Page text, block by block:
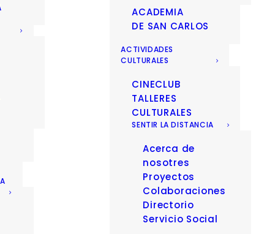
ACADEMIA
DE SAN CARLOS
ACTIVIDADES
CULTURALES
CINECLUB
TALLERES
CULTURALES
SENTIR LA DISTANCIA
Acerca de
nosotres
Proyectos
Colaboraciones
Directorio
Servicio Social